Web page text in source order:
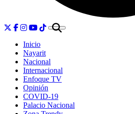
Inicio
Nayarit
Nacional
Internacional
Enfoque TV
Opinión
COVID-19
Palacio Nacional